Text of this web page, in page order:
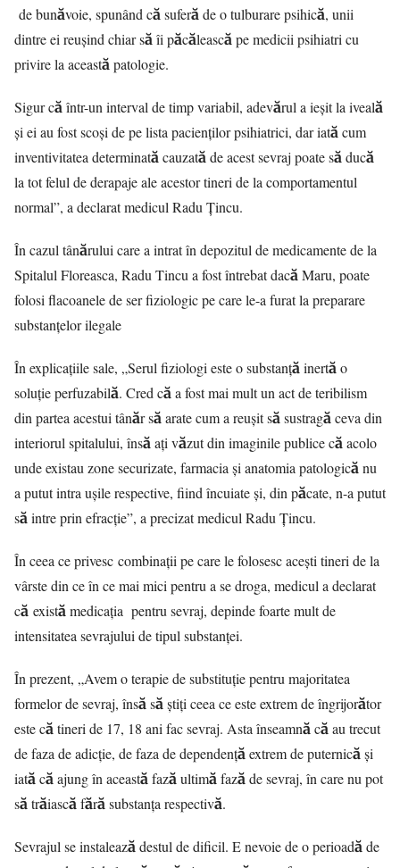
de bunăvoie, spunând că suferă de o tulburare psihică, unii
dintre ei reușind chiar să îi păcălească pe medicii psihiatri cu
privire la această patologie.
Sigur că într-un interval de timp variabil, adevărul a ieșit la iveală
și ei au fost scoși de pe lista pacienților psihiatrici, dar iată cum
inventivitatea determinată cauzată de acest sevraj poate să ducă
la tot felul de derapaje ale acestor tineri de la comportamentul
normal”, a declarat medicul Radu Țincu.
În cazul tânărului care a intrat în depozitul de medicamente de la
Spitalul Floreasca, Radu Tincu a fost întrebat dacă Maru, poate
folosi flacoanele de ser fiziologic pe care le-a furat la preparare
substanțelor ilegale
În explicaţiile sale, „Serul fiziologi este o substanță inertă o
soluție perfuzabilă. Cred că a fost mai mult un act de teribilism
din partea acestui tânăr să arate cum a reușit să sustragă ceva din
interiorul spitalului, însă ați văzut din imaginile publice că acolo
unde existau zone securizate, farmacia și anatomia patologică nu
a putut intra ușile respective, fiind încuiate și, din păcate, n-a putut
să intre prin efracție”, a precizat medicul Radu Țincu.
În ceea ce privesc combinații pe care le folosesc acești tineri de la
vârste din ce în ce mai mici pentru a se droga, medicul a declarat
că există medicația pentru sevraj, depinde foarte mult de
intensitatea sevrajului de tipul substanței.
În prezent, „Avem o terapie de substituție pentru majoritatea
formelor de sevraj, însă să știți ceea ce este extrem de îngrijorător
este că tineri de 17, 18 ani fac sevraj. Asta înseamnă că au trecut
de faza de adicție, de faza de dependență extrem de puternică și
iată că ajung în această fază ultimă fază de sevraj, în care nu pot
să trăiască fără substanța respectivă.
Sevrajul se instalează destul de dificil. E nevoie de o perioadă de